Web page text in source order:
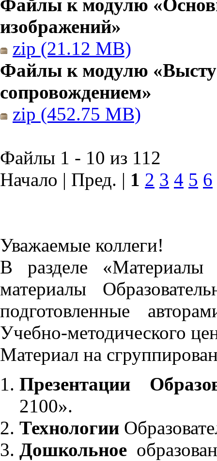
Файлы к модулю
изображений»
zip (21.12 MB)
Файлы к модулю
сопровождением»
zip (452.75 MB)
Файлы 1 - 10 из 112
Начало | Пред. | 1 2 3 4 5 6
Уважаемые коллеги!
В разделе «Материалы
материалы
подготовленные
Учебно-методического
Материал на
Презентации
2100».
Технологии
Дошкольное